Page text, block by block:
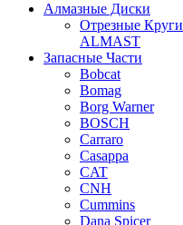
Алмазные Диски
Отрезные Круги
ALMAST
Запасные Части
Bobcat
Bomag
Borg Warner
BOSCH
Carraro
Casappa
CAT
CNH
Cummins
Dana Spicer